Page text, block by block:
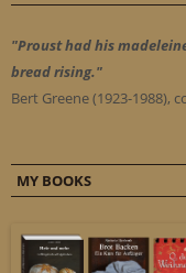
"Proust had his
bread rising."
Bert Greene (1923-1988),
MY BOOKS